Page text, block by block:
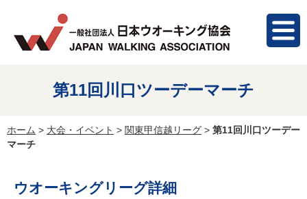
第11回川口ツーデーマーチ
ホーム > 大会・イベント > 関東甲信越リーグ > 第11回川口ツーデー
マーチ
ウオーキングリーグ詳細